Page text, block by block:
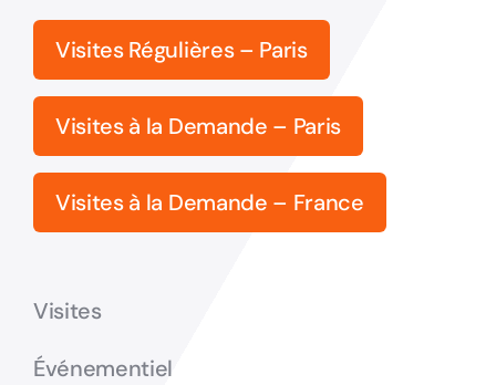
Visites Régulières – Paris
Visites à la Demande – Paris
Visites à la Demande – France
Visites
Événementiel